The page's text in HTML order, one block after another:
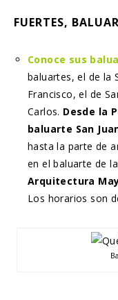
FUERTES,
Conoce sus
baluartes, el de la
Francisco, el de
Carlos. Desde la
baluarte San
hasta la parte de
en el baluarte de
Arquitectura
Los horarios son